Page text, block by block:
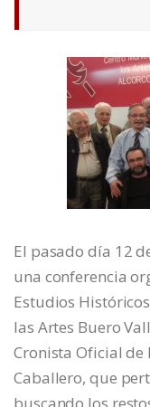
El pasado día 12
una conferencia
Estudios
las Artes Buero
Cronista Oficial de
Caballero, que